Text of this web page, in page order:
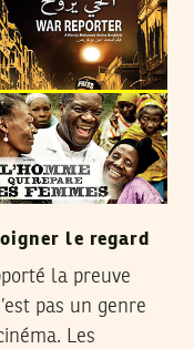
le regard
la preuve
pas un genre
Les